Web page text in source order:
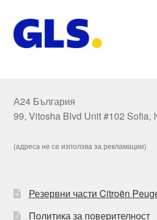
А24 България
99, Vitosha Blvd Unit #102 Sofia,
(адреса не се използва за рекламации)
Резервни части Citroën
Политика за поверителност